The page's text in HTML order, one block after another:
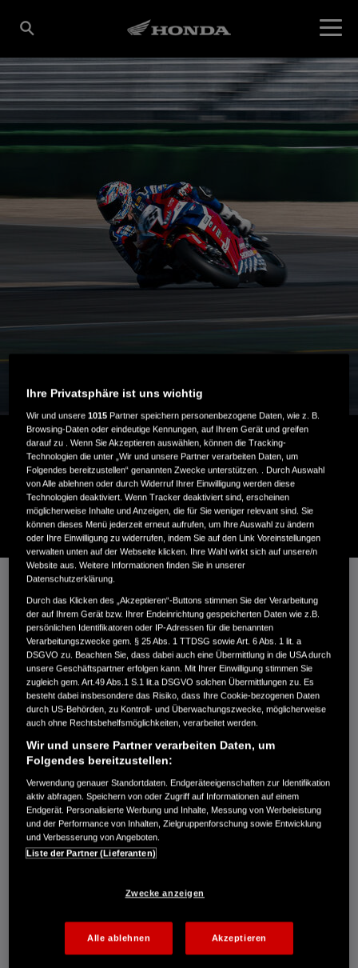
MOTORSPORT
ONE FAMILY, ONE RACING SPIRIT
HONDA RACING
WAS UNS ANTREIBT, WAS UNS AUSZEICHNET
Immer besser zu werden als der, der man gestern war. Alles
fordern – von sich selbst, dem Team und der Maschine. Jeden
Tag das Bike und sich selbst an ein neues Limit bringen. Die
Bestzeit von heute, ist die Challenge von Morgen. Das ist der
Spirit von Honda Racing. Wir sind mehr als ein Team, wir sind
eine Familie mit denselben Werten, Zielen und dem
unbedingten Willen jeden Tag alles in den besten Rennserien
Deutschlands und überall auf der Welt zu geben.
RACE WITH US
Ihre Privatsphäre ist uns wichtig
Wir und unsere1015 Partner speichern personenbezogene Daten, wie z. B.
Browsing-Daten oder eindeutige Kennungen, auf Ihrem Gerät und greifen
darauf zu . Wenn Sie Akzeptieren auswählen, können die Tracking-
Technologien die unter „Wir und unsere Partner verarbeiten Daten, um
Folgendes bereitzustellen“ genannten Zwecke unterstützen. . Durch Auswahl
von Alle ablehnen oder durch Widerruf Ihrer Einwilligung werden diese
Technologien deaktiviert. Wenn Tracker deaktiviert sind, erscheinen
möglicherweise Inhalte und Anzeigen, die für Sie weniger relevant sind. Sie
können dieses Menü jederzeit erneut aufrufen, um Ihre Auswahl zu ändern
oder Ihre Einwilligung zu widerrufen, indem Sie auf den Link Voreinstellungen
verwalten unten auf der Webseite klicken. Ihre Wahl wirkt sich auf unsere/n
Website aus. Weitere Informationen finden Sie in unserer
Datenschutzerklärung.
Durch das Klicken des „Akzeptieren“-Buttons stimmen Sie der Verarbeitung
der auf Ihrem Gerät bzw. Ihrer Endeinrichtung gespeicherten Daten wie z.B.
persönlichen Identifikatoren oder IP-Adressen für die benannten
Verarbeitungszwecke gem. § 25 Abs. 1 TTDSG sowie Art. 6 Abs. 1 lit. a
DSGVO zu. Beachten Sie, dass dabei auch eine Übermittlung in die USA durch
unsere Geschäftspartner erfolgen kann. Mit Ihrer Einwilligung stimmen Sie
zugleich gem. Art.49 Abs.1 S.1 lit.a DSGVO solchen Übermittlungen zu. Es
besteht dabei insbesondere das Risiko, dass Ihre Cookie-bezogenen Daten
durch US-Behörden, zu Kontroll- und Überwachungszwecke, möglicherweise
auch ohne Rechtsbehelfsmöglichkeiten, verarbeitet werden.
Wir und unsere Partner verarbeiten Daten, um
Folgendes bereitzustellen:
Verwendung genauer Standortdaten. Endgeräteeigenschaften zur Identifikation
aktiv abfragen. Speichern von oder Zugriff auf Informationen auf einem
Endgerät. Personalisierte Werbung und Inhalte, Messung von Werbeleistung
und der Performance von Inhalten, Zielgruppenforschung sowie Entwicklung
und Verbesserung von Angeboten.
Liste der Partner (Lieferanten)
Zwecke anzeigen
Alle ablehnen Akzeptieren